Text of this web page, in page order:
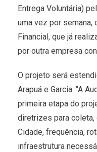
Entrega Voluntária)
uma vez por semana,
Financial, que já
por outra empresa
O projeto será
Arapuá e Garcia. “A
primeira etapa do
diretrizes para coleta,
Cidade, frequência,
infraestrutura